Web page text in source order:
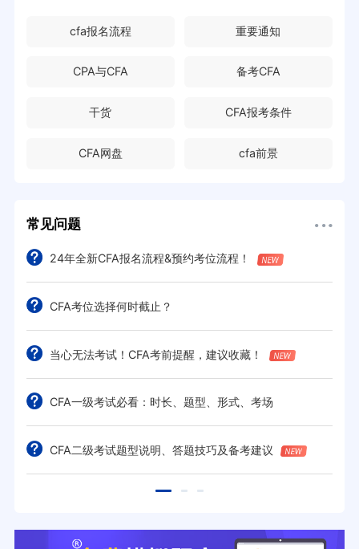
cfa报名流程 重要通知
CPA与CFA 备考CFA
干货 CFA报考条件
CFA网盘 cfa前景
常见问题
24年全新CFA报名流程&预约考位流程！
CFA考位选择何时截止？
当心无法考试！CFA考前提醒，建议收藏！
CFA一级考试必看：时长、题型、形式、考场
CFA二级考试题型说明、答题技巧及备考建议